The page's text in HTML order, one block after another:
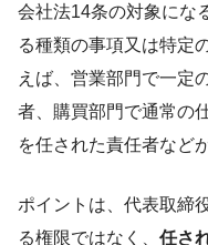
会社法14条の対象にな
る種類の事項又は特定
えば、営業部門で一定
者、購買部門で通常の
を任された責任者など
ポイントは、代表取締
る権限ではなく、 任さ